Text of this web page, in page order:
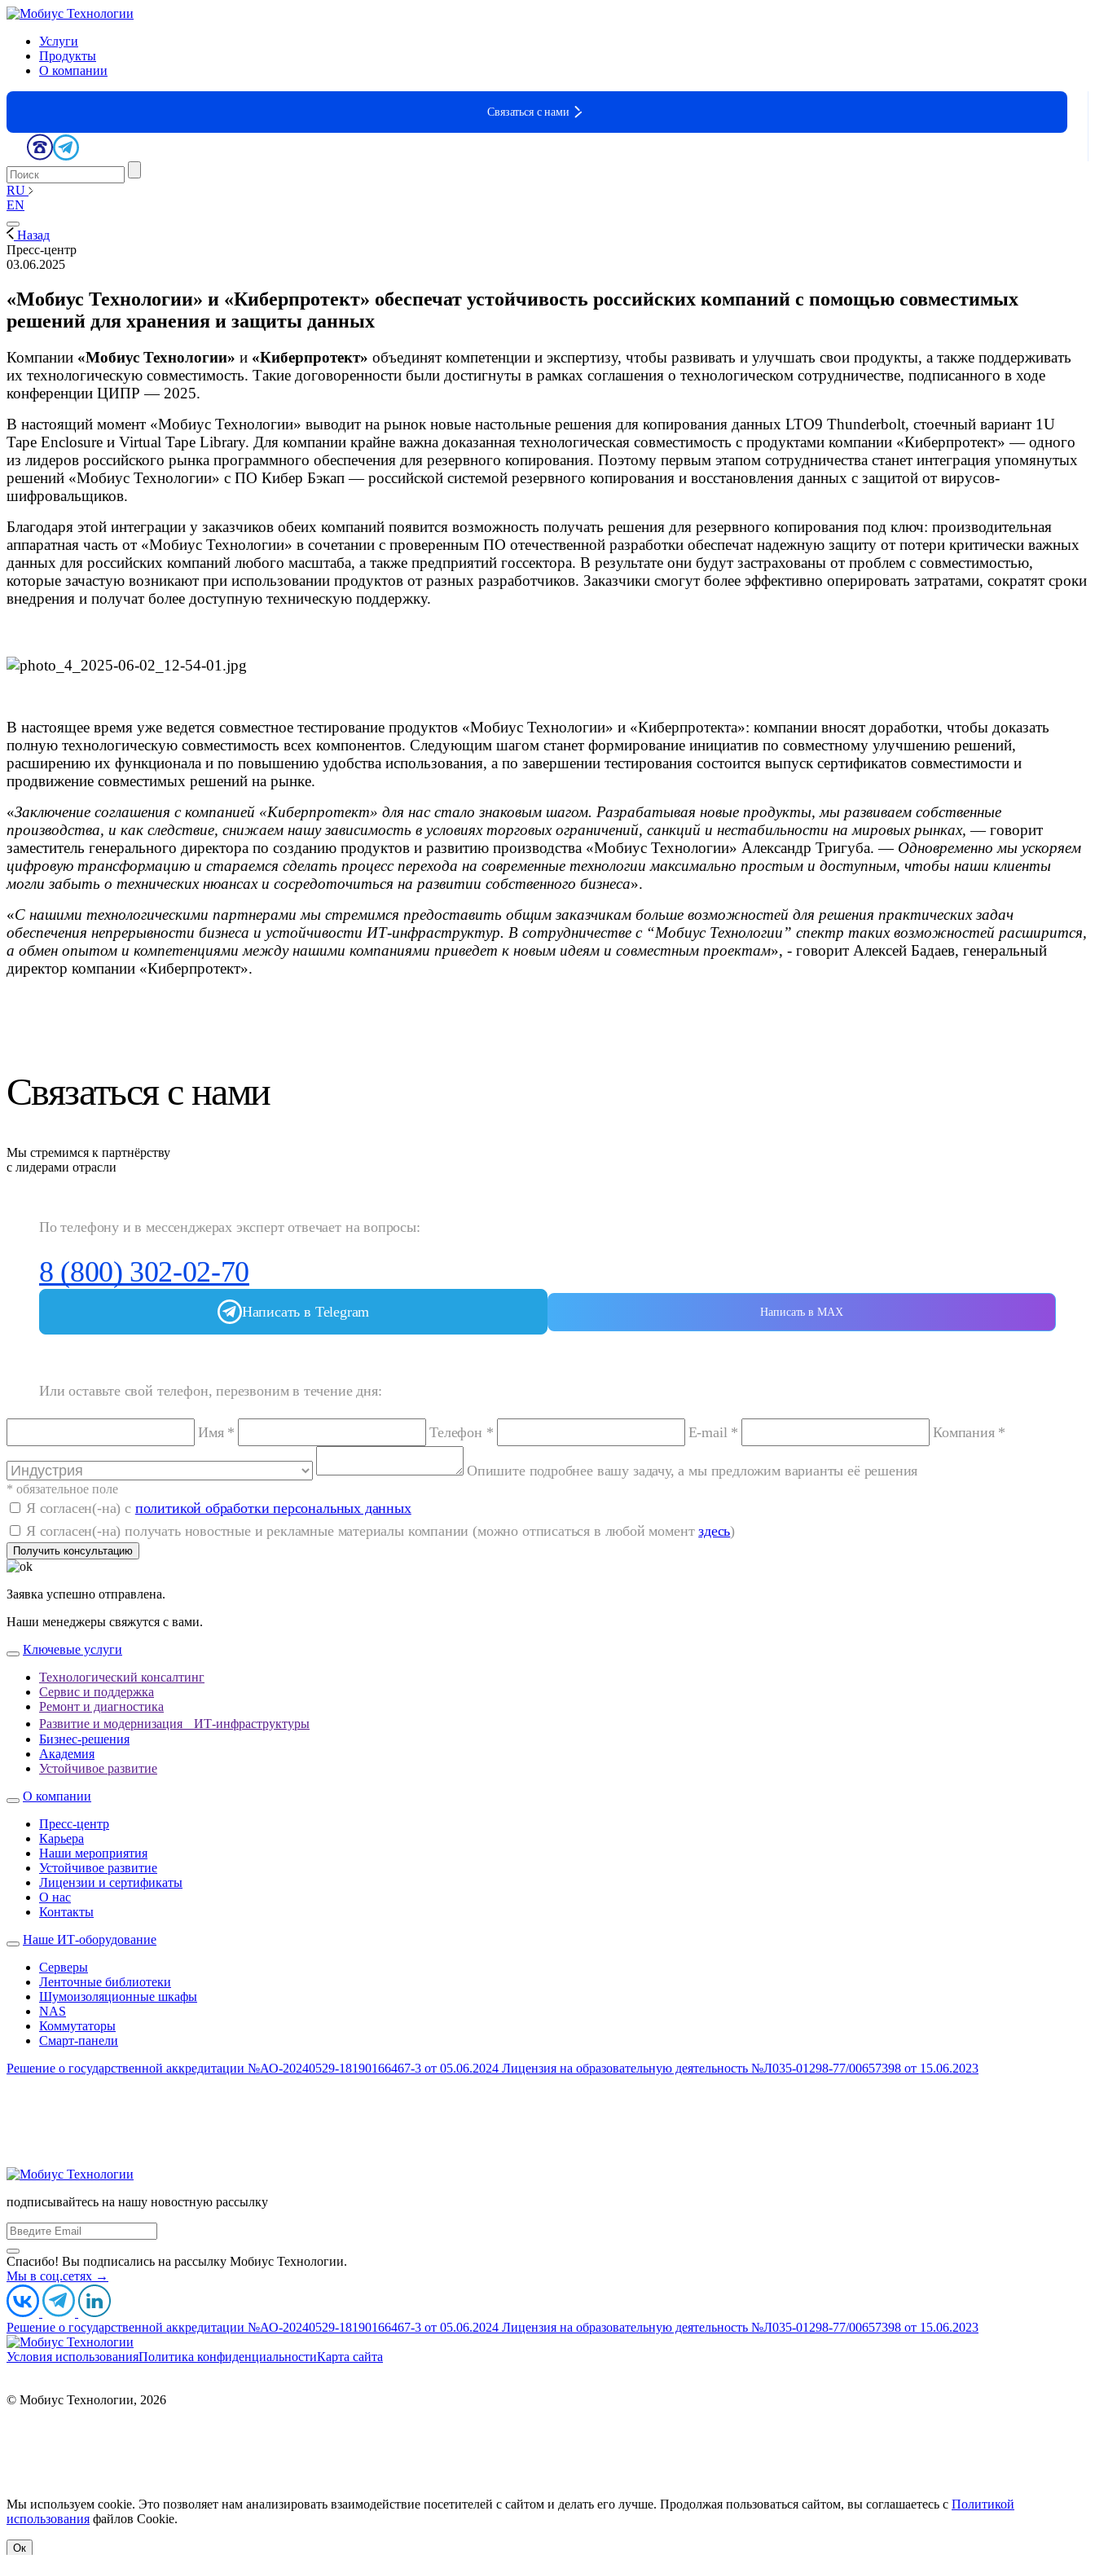
Услуги
Продукты
О компании
Связаться с нами
RU
EN
Назад
Пресс-центр
03.06.2025
«Мобиус Технологии» и «Киберпротект» обеспечат устойчивость российских компаний с помощью совместимых
решений для хранения и защиты данных
Компании «Мобиус Технологии» и «Киберпротект» объединят компетенции и экспертизу, чтобы развивать и улучшать свои продукты, а также поддерживать
их технологическую совместимость. Такие договоренности были достигнуты в рамках соглашения о технологическом сотрудничестве, подписанного в ходе
конференции ЦИПР — 2025.
В настоящий момент «Мобиус Технологии» выводит на рынок новые настольные решения для копирования данных LTO9 Thunderbolt, стоечный вариант 1U
Tape Enclosure и Virtual Tape Library. Для компании крайне важна доказанная технологическая совместимость с продуктами компании «Киберпротект» — одного
из лидеров российского рынка программного обеспечения для резервного копирования. Поэтому первым этапом сотрудничества станет интеграция упомянутых
решений «Мобиус Технологии» с ПО Кибер Бэкап — российской системой резервного копирования и восстановления данных с защитой от вирусов-
шифровальщиков.
Благодаря этой интеграции у заказчиков обеих компаний появится возможность получать решения для резервного копирования под ключ: производительная
аппаратная часть от «Мобиус Технологии» в сочетании с проверенным ПО отечественной разработки обеспечат надежную защиту от потери критически важных
данных для российских компаний любого масштаба, а также предприятий госсектора. В результате они будут застрахованы от проблем с совместимостью,
которые зачастую возникают при использовании продуктов от разных разработчиков. Заказчики смогут более эффективно оперировать затратами, сократят сроки
внедрения и получат более доступную техническую поддержку.
В настоящее время уже ведется совместное тестирование продуктов «Мобиус Технологии» и «Киберпротекта»: компании вносят доработки, чтобы доказать
полную технологическую совместимость всех компонентов. Следующим шагом станет формирование инициатив по совместному улучшению решений,
расширению их функционала и по повышению удобства использования, а по завершении тестирования состоится выпуск сертификатов совместимости и
продвижение совместимых решений на рынке.
«Заключение соглашения с компанией «Киберпротект» для нас стало знаковым шагом. Разрабатывая новые продукты, мы развиваем собственные
производства, и как следствие, снижаем нашу зависимость в условиях торговых ограничений, санкций и нестабильности на мировых рынках, — говорит
заместитель генерального директора по созданию продуктов и развитию производства «Мобиус Технологии» Александр Тригуба. — Одновременно мы ускоряем
цифровую трансформацию и стараемся сделать процесс перехода на современные технологии максимально простым и доступным, чтобы наши клиенты
могли забыть о технических нюансах и сосредоточиться на развитии собственного бизнеса».
«С нашими технологическими партнерами мы стремимся предоставить общим заказчикам больше возможностей для решения практических задач
обеспечения непрерывности бизнеса и устойчивости ИТ-инфраструктур. В сотрудничестве с “Мобиус Технологии” спектр таких возможностей расширится,
а обмен опытом и компетенциями между нашими компаниями приведет к новым идеям и совместным проектам», - говорит Алексей Бадаев, генеральный
директор компании «Киберпротект».
Связаться с нами
Мы стремимся к партнёрству
с лидерами отрасли
По телефону и в мессенджерах эксперт отвечает на вопросы:
8 (800) 302-02-70
Написать в Telegram Написать в MAX
Или оставьте свой телефон, перезвоним в течение дня:
Имя * Телефон * E-mail * Компания *
Опишите подробнее вашу задачу, а мы предложим варианты её решения
* обязательное поле
Я согласен(-на) с политикой обработки персональных данных
Я согласен(-на) получать новостные и рекламные материалы компании (можно отписаться в любой моментздесь)
Получить консультацию
Заявка успешно отправлена.
Наши менеджеры свяжутся с вами.
Ключевые услуги
Технологический консалтинг
Сервис и поддержка
Ремонт и диагностика
Развитие и модернизация ИТ-инфраструктуры
Бизнес-решения
Академия
Устойчивое развитие
О компании
Пресс-центр
Карьера
Наши мероприятия
Устойчивое развитие
Лицензии и сертификаты
О нас
Контакты
Наше ИТ-оборудование
Серверы
Ленточные библиотеки
Шумоизоляционные шкафы
NAS
Коммутаторы
Смарт-панели
Решение о государственной аккредитации №АО-20240529-18190166467-3 от 05.06.2024 Лицензия на образовательную деятельность №Л035-01298-77/00657398 от 15.06.2023
подписывайтесь на нашу новостную рассылку
Спасибо! Вы подписались на рассылку Мобиус Технологии.
Мы в соц.сетях →
Решение о государственной аккредитации №АО-20240529-18190166467-3 от 05.06.2024 Лицензия на образовательную деятельность №Л035-01298-77/00657398 от 15.06.2023
Условия использованияПолитика конфиденциальностиКарта сайта
© Мобиус Технологии, 2026
Мы используем cookie. Это позволяет нам анализировать взаимодействие посетителей с сайтом и делать его лучше. Продолжая пользоваться сайтом, вы соглашаетесь с Политикой
использования файлов Сookie.
Ок